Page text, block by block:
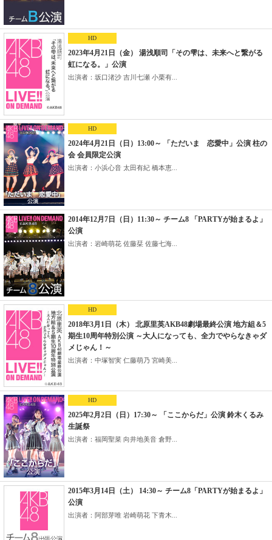
HD
2023年4月21日（金） 湯浅順司「その雫は、未来へと繋がる
虹になる。」公演
出演者：坂口渚沙 吉川七瀬 小栗有...
HD
2024年4月21日（日）13:00～ 「ただいま 恋愛中」公演 柱の
会 会員限定公演
出演者：小浜心音 太田有紀 橋本恵...
2014年12月7日（日）11:30～ チーム8 「PARTYが始まるよ」
公演
出演者：岩崎萌花 佐藤栞 佐藤七海...
HD
2018年3月1日（木） 北原里英AKB48劇場最終公演 地方組＆5
期生10周年特別公演 ～大人になっても、全力でやらなきゃダ
メじゃん！～
出演者：中塚智実 仁藤萌乃 宮崎美...
HD
2025年2月2日（日）17:30～ 「ここからだ」公演 鈴木くるみ
生誕祭
出演者：福岡聖菜 向井地美音 倉野...
2015年3月14日（土） 14:30～ チーム8「PARTYが始まるよ」
公演
出演者：阿部芽唯 岩崎萌花 下青木...